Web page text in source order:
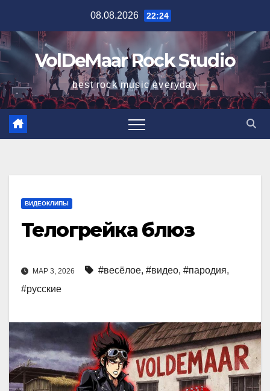
содержимому
08.08.2026 22:24
VolDeMaar Rock Studio
best rock music everyday
ВИДЕОКЛИПЫ
Телогрейка блюз
МАР 3, 2026 #весёлое, #видео, #пародия,
#русские